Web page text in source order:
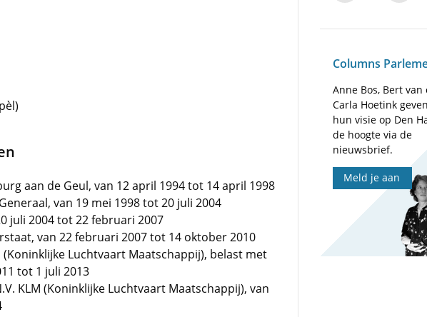
aan de Geul, van 12 april 1994 tot 14 april 1998
van 19 mei 1998 tot 20 juli 2004
juli 2004 tot 22 februari 2007
van 22 februari 2007 tot 14 oktober 2010
(Koninklijke Luchtvaart Maatschappij), belast met
tot 1 juli 2013
KLM (Koninklijke Luchtvaart Maatschappij), van
Columns
Anne Bos, Bert van
Carla Hoetink
hun visie op Den
de hoogte via de
nieuwsbrief.
Meld je aan